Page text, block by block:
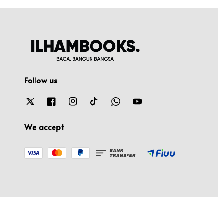
Follow us
We accept